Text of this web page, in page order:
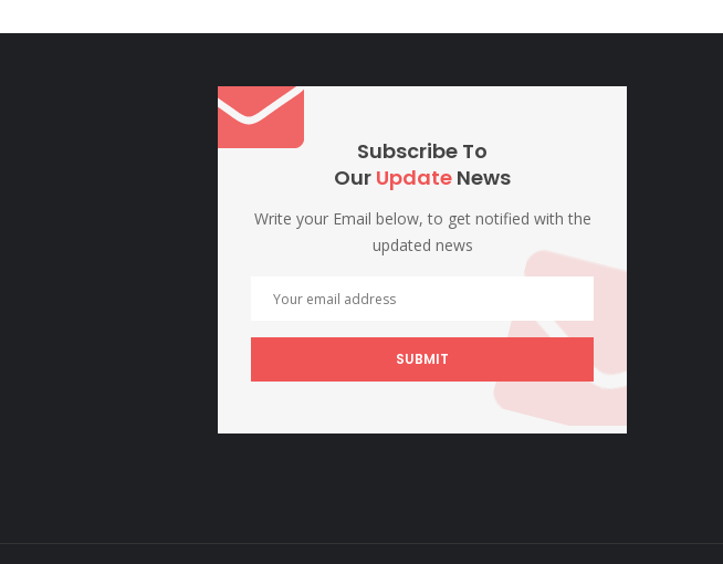
Subscribe To
Our Update News
Write your Email below, to get notified with the
updated news
SUBMIT